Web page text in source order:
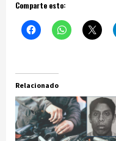
Comparte esto:
Relacionado